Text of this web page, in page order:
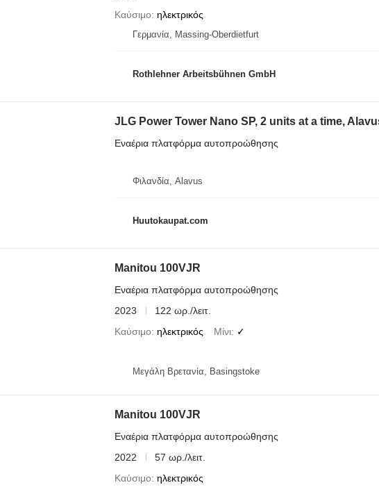
Καύσιμο ηλεκτρικός
Γερμανία, Massing-Oberdietfurt
Rothlehner Arbeitsbühnen GmbH
JLG Power Tower Nano SP, 2 units at a time,
Εναέρια πλατφόρμα αυτοπροώθησης
Φιλανδία, Alavus
Huutokaupat.com
Manitou 100VJR
Εναέρια πλατφόρμα αυτοπροώθησης
2023
122 ωρ./λειτ.
Καύσιμο ηλεκτρικός Μίνι ✓
Μεγάλη Βρετανία, Basingstoke
Manitou 100VJR
Εναέρια πλατφόρμα αυτοπροώθησης
2022
57 ωρ./λειτ.
Καύσιμο ηλεκτρικός